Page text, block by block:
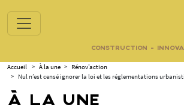
CONSTRUCTION -
Accueil > À la une > Rénov’action
>
Nul n’est censé ignorer la loi et les réglementations
À LA UNE